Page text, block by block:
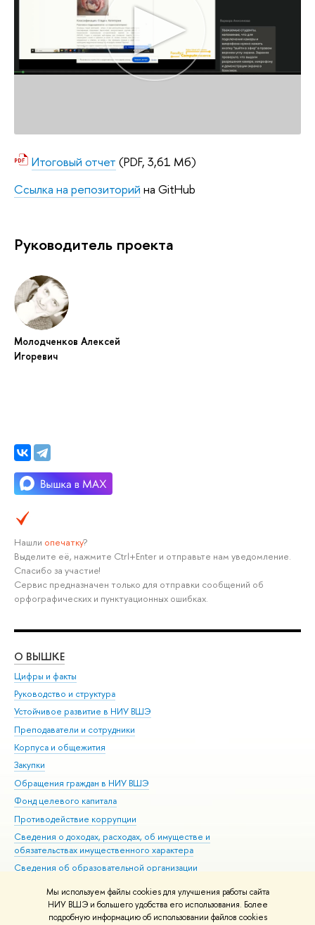
Мы используем файлы cookies для улучшения работы сайта
НИУ ВШЭ и большего удобства его использования. Более
подробную информацию об использовании файлов cookies
Итоговый отчет (PDF, 3,61 Мб)
Ссылка на репозиторий на GitHub
Руководитель проекта
Молодченков Алексей
Игоревич
Нашли опечатку?
Выделите её, нажмите Ctrl+Enter и отправьте нам уведомление.
Спасибо за участие!
Сервис предназначен только для отправки сообщений об
орфографических и пунктуационных ошибках.
О ВЫШКЕ
Цифры и факты
Руководство и структура
Устойчивое развитие в НИУ ВШЭ
Преподаватели и сотрудники
Корпуса и общежития
Закупки
Обращения граждан в НИУ ВШЭ
Фонд целевого капитала
Противодействие коррупции
Сведения о доходах, расходах, об имуществе и
обязательствах имущественного характера
Сведения об образовательной организации
Людям с ограниченными возможностями здоровья
Единая платежная страница
Работа в Вышке